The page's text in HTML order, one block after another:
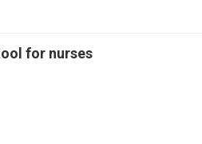
for nurses